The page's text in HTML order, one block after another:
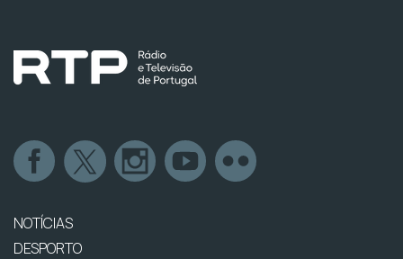
NOTÍCIAS
DESPORTO